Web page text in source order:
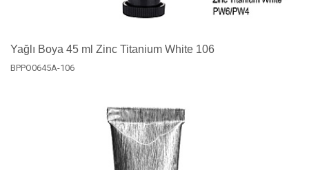
Yağlı Boya 45 ml Zinc Titanium White 106
BPPO0645A-106